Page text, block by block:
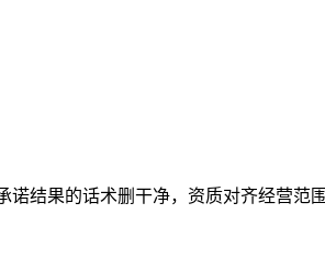
结果的话术删干净，资质对齐经营范